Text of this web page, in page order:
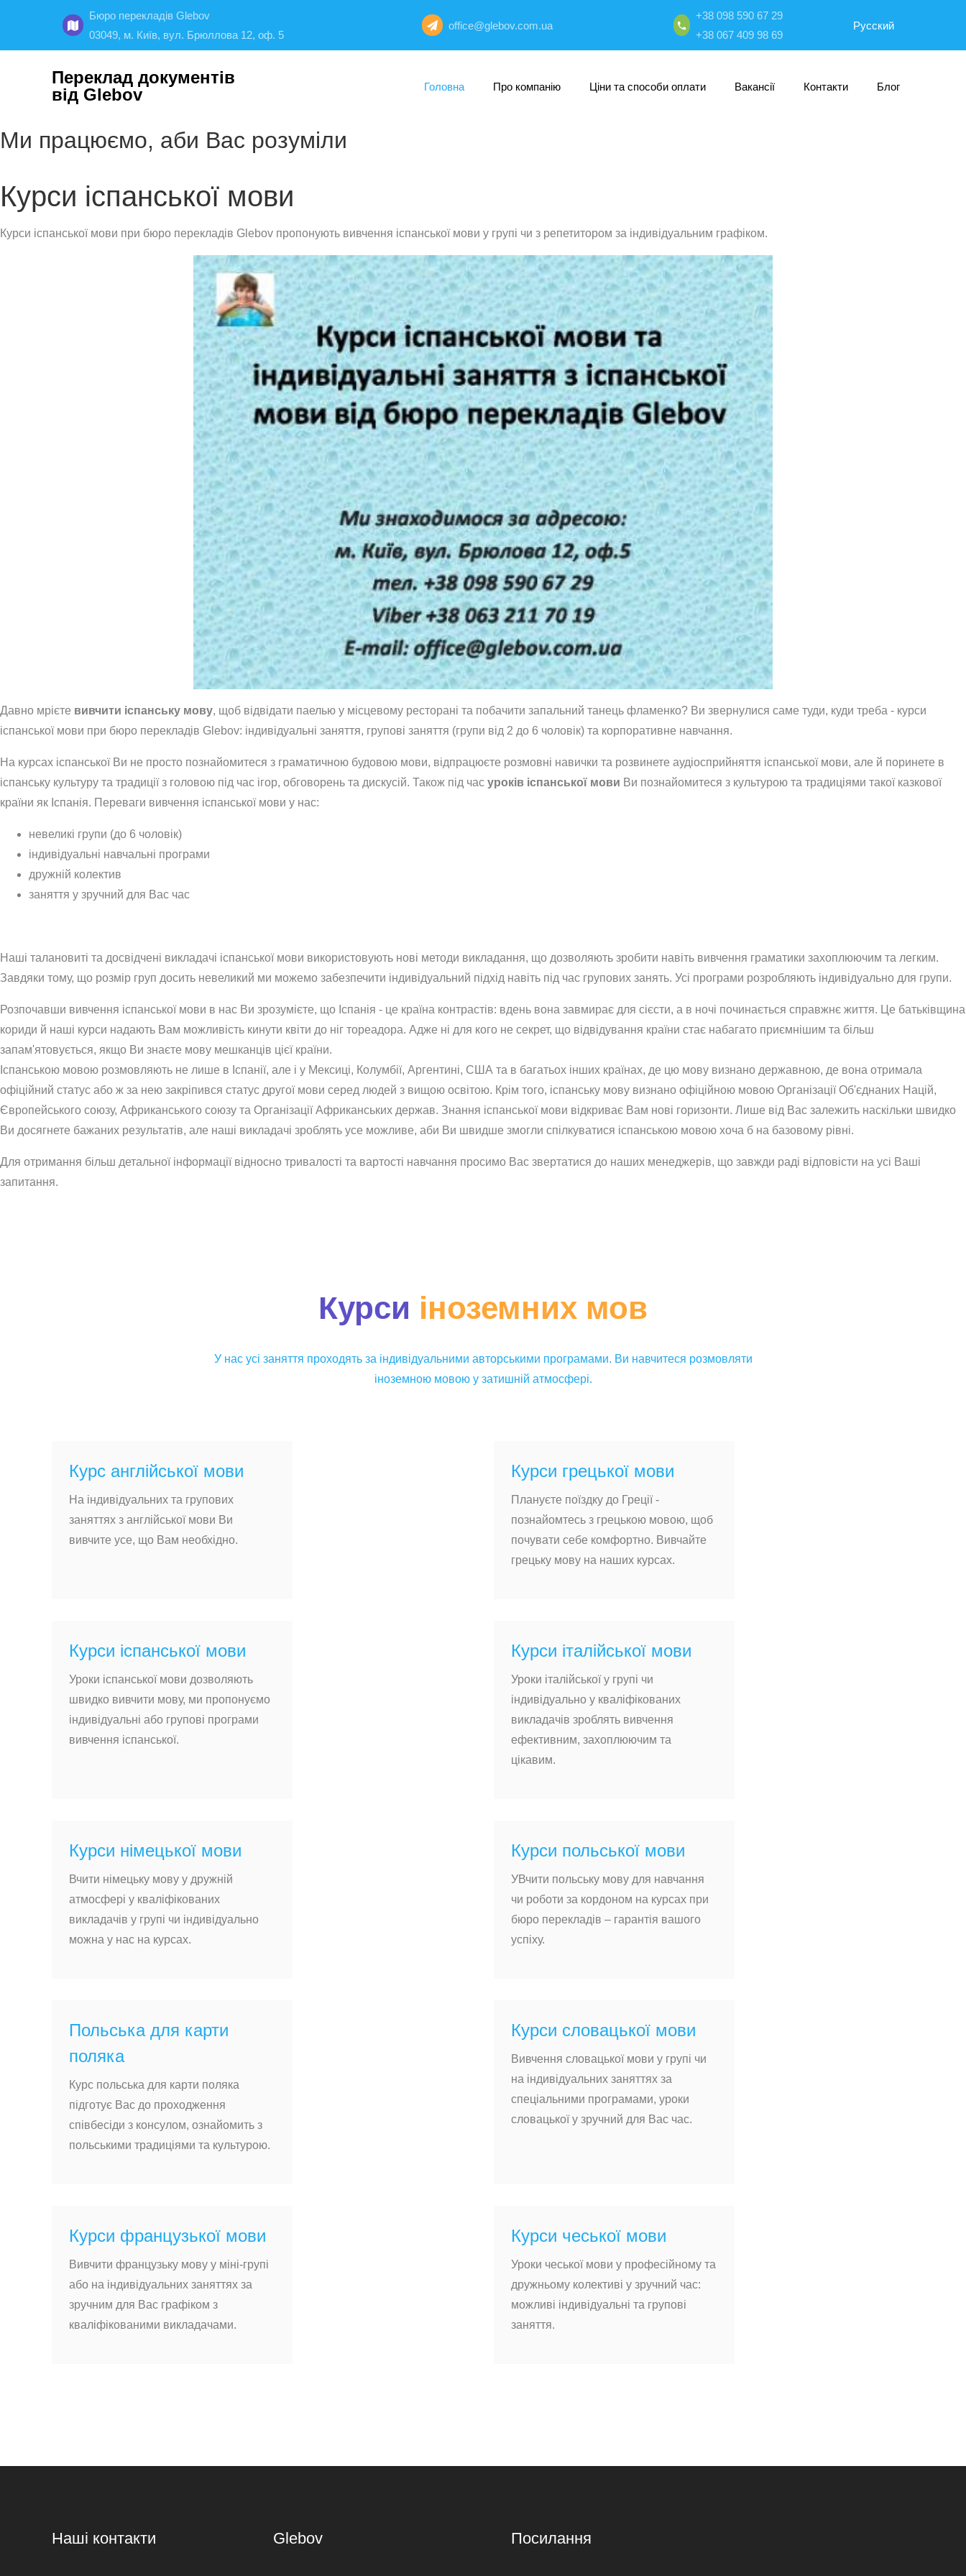
Бюро перекладів Glebov
03049, м. Київ, вул. Брюллова 12, оф. 5
office@glebov.com.ua
+38 098 590 67 29
+38 067 409 98 69
Русский
Переклад документів
від Glebov
Головна Про компанію Ціни та способи оплати Вакансії Контакти Блог
Ми працюємо, аби Вас розуміли
Курси іспанської мови
Курси іспанської мови при бюро перекладів Glebov пропонують вивчення іспанської мови у групі чи з репетитором за індивідуальним графіком.
Давно мрієте вивчити іспанську мову, щоб відвідати паелью у місцевому ресторані та побачити запальний танець фламенко? Ви звернулися саме туди, куди треба - курси
іспанської мови при бюро перекладів Glebov: індивідуальні заняття, групові заняття (групи від 2 до 6 чоловік) та корпоративне навчання.
На курсах іспанської Ви не просто познайомитеся з граматичною будовою мови, відпрацюєте розмовні навички та розвинете аудіосприйняття іспанської мови, але й поринете в
іспанську культуру та традиції з головою під час ігор, обговорень та дискусій. Також під час уроків іспанської мови Ви познайомитеся з культурою та традиціями такої казкової
країни як Іспанія. Переваги вивчення іспанської мови у нас:
невеликі групи (до 6 чоловік)
індивідуальні навчальні програми
дружній колектив
заняття у зручний для Вас час
Наші талановиті та досвідчені викладачі іспанської мови використовують нові методи викладання, що дозволяють зробити навіть вивчення граматики захоплюючим та легким.
Завдяки тому, що розмір груп досить невеликий ми можемо забезпечити індивідуальний підхід навіть під час групових занять. Усі програми розробляють індивідуально для групи.
Розпочавши вивчення іспанської мови в нас Ви зрозумієте, що Іспанія - це країна контрастів: вдень вона завмирає для сієсти, а в ночі починається справжнє життя. Це батьківщина
кориди й наші курси надають Вам можливість кинути квіти до ніг тореадора. Адже ні для кого не секрет, що відвідування країни стає набагато приємнішим та більш
запам'ятовується, якщо Ви знаєте мову мешканців цієї країни.
Іспанською мовою розмовляють не лише в Іспанії, але і у Мексиці, Колумбії, Аргентині, США та в багатьох інших країнах, де цю мову визнано державною, де вона отримала
офіційний статус або ж за нею закріпився статус другої мови серед людей з вищою освітою. Крім того, іспанську мову визнано офіційною мовою Організації Об'єднаних Націй,
Європейського союзу, Африканського союзу та Організації Африканських держав. Знання іспанської мови відкриває Вам нові горизонти. Лише від Вас залежить наскільки швидко
Ви досягнете бажаних результатів, але наші викладачі зроблять усе можливе, аби Ви швидше змогли спілкуватися іспанською мовою хоча б на базовому рівні.
Для отримання більш детальної інформації відносно тривалості та вартості навчання просимо Вас звертатися до наших менеджерів, що завжди раді відповісти на усі Ваші
запитання.
Курси іноземних мов
У нас усі заняття проходять за індивідуальними авторськими програмами. Ви навчитеся розмовляти
іноземною мовою у затишній атмосфері.
Курс англійської мови
На індивідуальних та групових
заняттях з англійської мови Ви
вивчите усе, що Вам необхідно.
Курси грецької мови
Плануєте поїздку до Греції -
познайомтесь з грецькою мовою, щоб
почувати себе комфортно. Вивчайте
грецьку мову на наших курсах.
Курси іспанської мови
Уроки іспанської мови дозволяють
швидко вивчити мову, ми пропонуємо
індивідуальні або групові програми
вивчення іспанської.
Курси італійської мови
Уроки італійської у групі чи
індивідуально у кваліфікованих
викладачів зроблять вивчення
ефективним, захоплюючим та
цікавим.
Курси німецької мови
Вчити німецьку мову у дружній
атмосфері у кваліфікованих
викладачів у групі чи індивідуально
можна у нас на курсах.
Курси польської мови
УВчити польську мову для навчання
чи роботи за кордоном на курсах при
бюро перекладів – гарантія вашого
успіху.
Польська для карти
поляка
Курс польська для карти поляка
підготує Вас до проходження
співбесіди з консулом, ознайомить з
польськими традиціями та культурою.
Курси словацької мови
Вивчення словацької мови у групі чи
на індивідуальних заняттях за
спеціальними програмами, уроки
словацької у зручний для Вас час.
Курси французької мови
Вивчити французьку мову у міні-групі
або на індивідуальних заняттях за
зручним для Вас графіком з
кваліфікованими викладачами.
Курси чеської мови
Уроки чеської мови у професійному та
дружньому колективі у зручний час:
можливі індивідуальні та групові
заняття.
Наші контакти Glebov Посилання